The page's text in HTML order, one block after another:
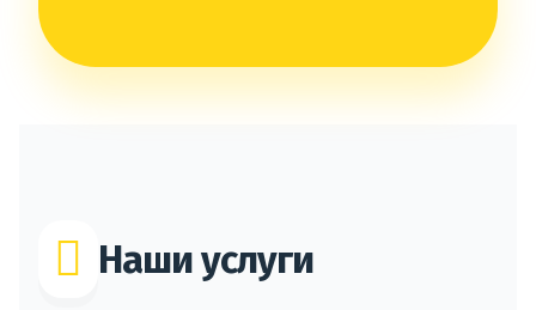
Наши услуги